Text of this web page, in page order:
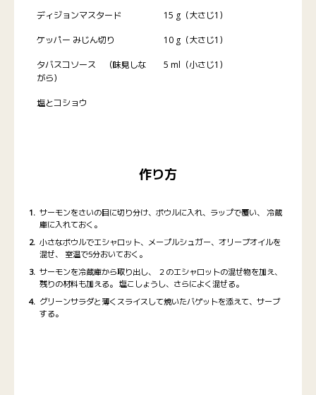
ディジョンマスタード 15 g（大さじ1）
ケッパー みじん切り 10 g（大さじ1）
タバスコソース （味見しな
がら）
5 ml（小さじ1）
塩とコショウ
作り方
サーモンをさいの目に切り分け、ボウルに入れ、ラップで覆い、 冷蔵
庫に入れておく。
小さなボウルでエシャロット、メープルシュガー、オリーブオイルを
混ぜ、 室温で5分おいておく。
サーモンを冷蔵庫から取り出し、 ２のエシャロットの混ぜ物を加え、
残りの材料も加える。 塩こしょうし、さらによく混ぜる。
グリーンサラダと薄くスライスして焼いたバゲットを添えて、サーブ
する。